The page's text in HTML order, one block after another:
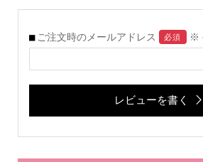
ご注文時のメールアドレス 必須 ※
レビューを書く